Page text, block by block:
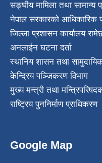
सङ्घीय मामिला तथा सामान्य
नेपाल सरकारको आधिकारिक
जिल्ला प्रशासन कार्यालय
अनलाईन घटना दर्ता
स्थानिय शासन तथा
केन्द्रिय पञ्जिकरण विभाग
मुख्य मन्त्री तथा
राष्ट्रिय पुननिर्माण प्राधिकरण
Google Map